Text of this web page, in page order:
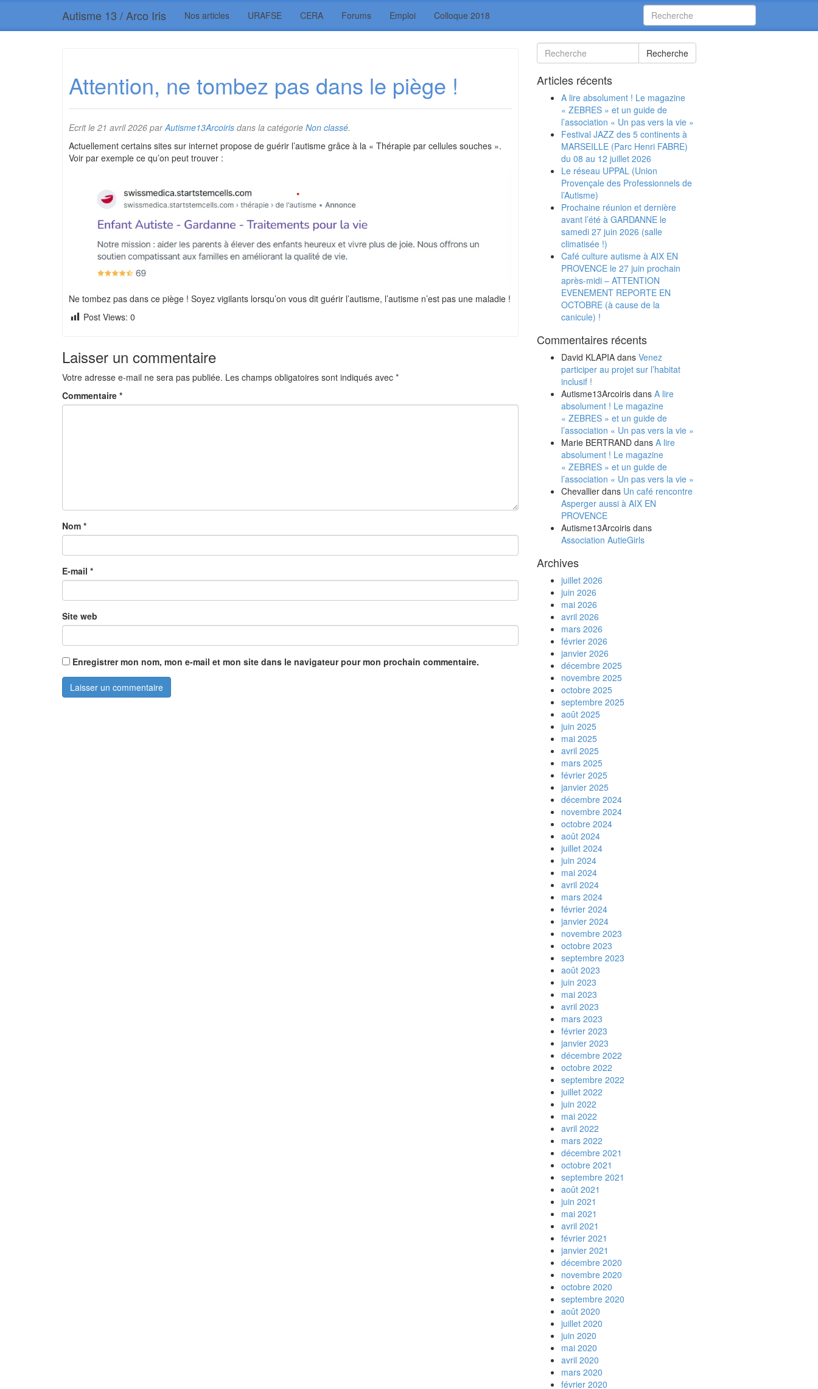
Autisme 13 / Arco Iris Nos articles URAFSE CERA Forums Emploi Colloque 2018
Attention, ne tombez pas dans le piège !
Ecrit le 21 avril 2026 parAutisme13Arcoiris dans la catégorie Non classé.
Actuellement certains sites sur internet propose de guérir l’autisme grâce à la « Thérapie par cellules souches ».
Voir par exemple ce qu’on peut trouver :
Ne tombez pas dans ce piège ! Soyez vigilants lorsqu’on vous dit guérir l’autisme, l’autisme n’est pas une maladie !
Post Views: 0
Laisser un commentaire
Votre adresse e-mail ne sera pas publiée. Les champs obligatoires sont indiqués avec *
Commentaire *
Nom *
E-mail *
Site web
Enregistrer mon nom, mon e-mail et mon site dans le navigateur pour mon prochain commentaire.
Recherche
Articles récents
A lire absolument ! Le magazine
« ZEBRES » et un guide de
l’association « Un pas vers la vie »
Festival JAZZ des 5 continents à
MARSEILLE (Parc Henri FABRE)
du 08 au 12 juillet 2026
Le réseau UPPAL (Union
Provençale des Professionnels de
l’Autisme)
Prochaine réunion et dernière
avant l’été à GARDANNE le
samedi 27 juin 2026 (salle
climatisée !)
Café culture autisme à AIX EN
PROVENCE le 27 juin prochain
après-midi – ATTENTION
EVENEMENT REPORTE EN
OCTOBRE (à cause de la
canicule) !
Commentaires récents
David KLAPIA dans Venez
participer au projet sur l’habitat
inclusif !
Autisme13Arcoiris dans A lire
absolument ! Le magazine
« ZEBRES » et un guide de
l’association « Un pas vers la vie »
Marie BERTRAND dans A lire
absolument ! Le magazine
« ZEBRES » et un guide de
l’association « Un pas vers la vie »
Chevallier dans Un café rencontre
Asperger aussi à AIX EN
PROVENCE
Autisme13Arcoiris dans
Association AutieGirls
Archives
juillet 2026
juin 2026
mai 2026
avril 2026
mars 2026
février 2026
janvier 2026
décembre 2025
novembre 2025
octobre 2025
septembre 2025
août 2025
juin 2025
mai 2025
avril 2025
mars 2025
février 2025
janvier 2025
décembre 2024
novembre 2024
octobre 2024
août 2024
juillet 2024
juin 2024
mai 2024
avril 2024
mars 2024
février 2024
janvier 2024
novembre 2023
octobre 2023
septembre 2023
août 2023
juin 2023
mai 2023
avril 2023
mars 2023
février 2023
janvier 2023
décembre 2022
octobre 2022
septembre 2022
juillet 2022
juin 2022
mai 2022
avril 2022
mars 2022
décembre 2021
octobre 2021
septembre 2021
août 2021
juin 2021
mai 2021
avril 2021
février 2021
janvier 2021
décembre 2020
novembre 2020
octobre 2020
septembre 2020
août 2020
juillet 2020
juin 2020
mai 2020
avril 2020
mars 2020
février 2020